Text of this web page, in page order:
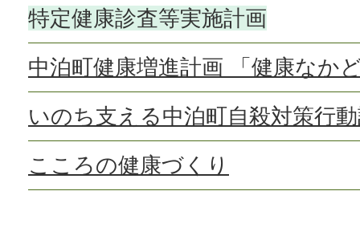
特定健康診査等実施計画
中泊町健康増進計画 「健康なか
いのち支える中泊町自殺対策行
こころの健康づくり